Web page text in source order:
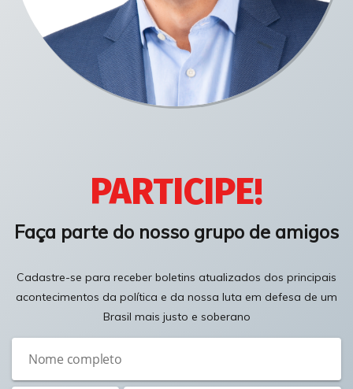
PARTICIPE!
Faça parte do nosso grupo de amigos
Cadastre-se para receber boletins atualizados dos principais
acontecimentos da política e da nossa luta em defesa de um
Brasil mais justo e soberano